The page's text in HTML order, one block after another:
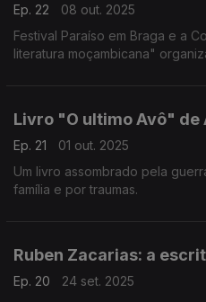
Ep. 22
08 out. 2025
Festival Paraíso em Braga e a
literatura moçambicana"
Livro "O ultimo Avô" de
Ep. 21
01 out. 2025
Um livro assombrado pela
família e por traumas.
Ruben Zacarias: a
Ep. 20
24 set. 2025